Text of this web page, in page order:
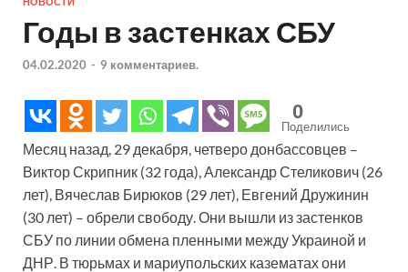
Годы в застенках СБУ
04.02.2020 - 9 комментариев.
0
Поделились
Месяц назад, 29 декабря, четверо донбассовцев –
Виктор Скрипник (32 года), Александр Стеликович (26
лет), Вячеслав Бирюков (29 лет), Евгений Дружинин
(30 лет) – обрели свободу. Они вышли из застенков
СБУ по линии обмена пленными между Украиной и
ДНР. В тюрьмах и мариупольских казематах они